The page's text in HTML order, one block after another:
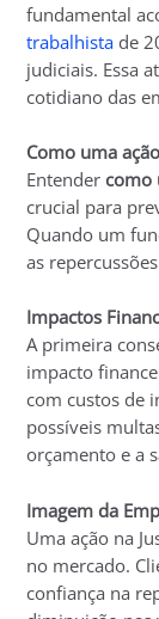
fundamental
trabalhista de
judiciais. Essa
cotidiano das
Como uma
Entender
crucial para
Quando um
as
Impactos
A primeira
impacto
com custos de
possíveis
orçamento e a
Imagem da
Uma ação na
no mercado.
confiança na